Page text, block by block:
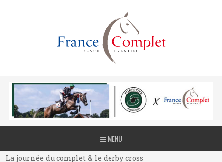
MENU
La journée du complet & le derby cross
indoor reviennent le 23 Janvier 2027 !
La journée du complet & le derby cross